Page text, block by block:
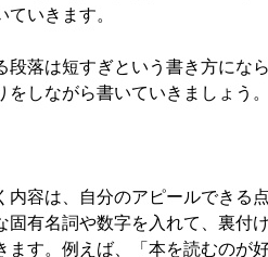
いきます。
落は短すぎという書き方にな
をしながら書いていきましょう
容は、自分のアピールできる
固有名詞や数字を入れて、裏付
ます。例えば、「本を読むのが